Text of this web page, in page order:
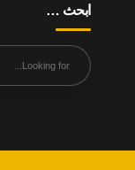
ابحث …